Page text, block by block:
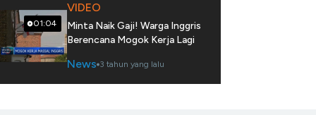
01:04
VIDEO
Minta Naik Gaji! Warga Inggris
Berencana Mogok Kerja Lagi
News 3 tahun yang lalu